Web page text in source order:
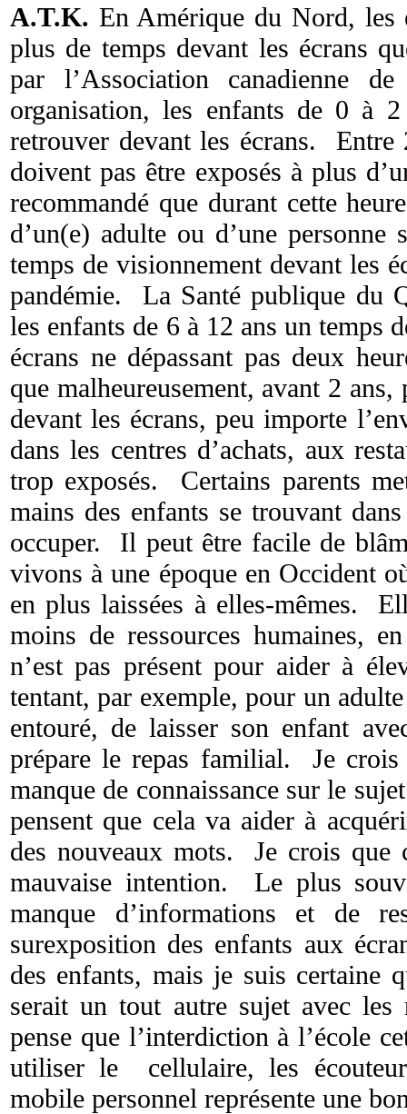
A.T.K. En Amérique du Nord, les
plus de temps devant les écrans
par l’Association canadienne
organisation, les enfants de 0 à
retrouver devant les écrans. Entre
doivent pas être exposés à plus
recommandé que durant cette
d’un(e) adulte ou d’une
temps de visionnement devant les
pandémie. La Santé publique du
les enfants de 6 à 12 ans un temps
écrans ne dépassant pas deux
que malheureusement, avant 2
devant les écrans, peu importe
dans les centres d’achats, aux
trop exposés. Certains parents
mains des enfants se trouvant
occuper. Il peut être facile de
vivons à une époque en Occident
en plus laissées à elles-mêmes.
moins de ressources humaines,
n’est pas présent pour aider à
tentant, par exemple, pour un
entouré, de laisser son enfant
prépare le repas familial. Je
manque de connaissance sur le
pensent que cela va aider à
des nouveaux mots. Je crois que
mauvaise intention. Le plus
manque d’informations et de
surexposition des enfants aux
des enfants, mais je suis certaine
serait un tout autre sujet avec
pense que l’interdiction à l’école
utiliser le cellulaire, les
mobile personnel représente une